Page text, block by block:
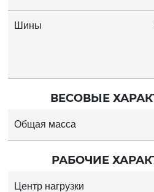
Шины
ВЕСОВЫЕ
Общая масса
РАБОЧИЕ
Центр нагрузки